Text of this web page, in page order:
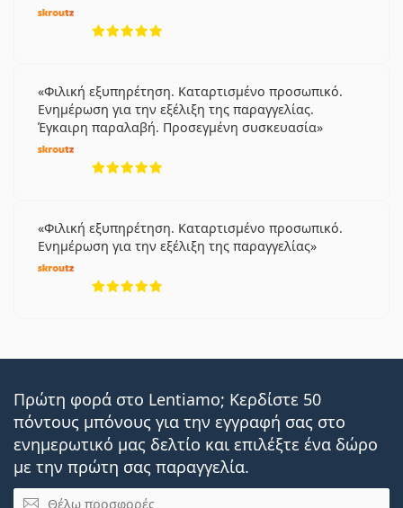
Φιλική εξυπηρέτηση. Καταρτισμένο προσωπικό.
Ενημέρωση για την εξέλιξη της παραγγελίας.
Έγκαιρη παραλαβή. Προσεγμένη συσκευασία
Φιλική εξυπηρέτηση. Καταρτισμένο προσωπικό.
Ενημέρωση για την εξέλιξη της παραγγελίας
Πρώτη φορά στο Lentiamo; Κερδίστε 50
πόντους μπόνους για την εγγραφή σας στο
ενημερωτικό μας δελτίο και επιλέξτε ένα δώρο
με την πρώτη σας παραγγελία.
Email